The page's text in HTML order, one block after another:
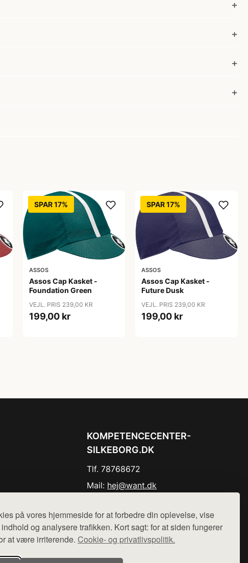
på vores hjemmeside for at forbedre din oplevelse, vise
og analysere trafikken. Kort sagt: for at siden fungerer
at være irriterende. Cookie- og privatlivspolitik.
SPAR 17%
ASSOS
Assos Cap Kasket -
Foundation Green
VEJL. PRIS 239,00 KR
199,00 kr
SPAR 17%
ASSOS
Assos Cap Kasket -
Future Dusk
VEJL. PRIS 239,00 KR
199,00 kr
KOMPETENCECENTER-
SILKEBORG.DK
Tlf. 78768672
Mail: hej@want.dk
Der sælges ikke varer fra denne side - vi henviser til de shops,